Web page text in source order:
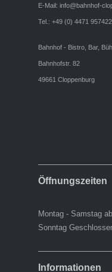
E-Mail: info@bahnhof-
Tel.: +49 (0) 4471
Bahnhof - Bistro, Bar,
Bahnhofstr. 82
49661 Cloppenburg
Öffnungszeiten
Montag - Samstag
Sonntag
Informationen